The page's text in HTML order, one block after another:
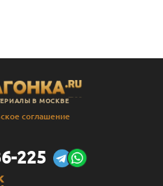
В МОСКВЕ
соглашение
225